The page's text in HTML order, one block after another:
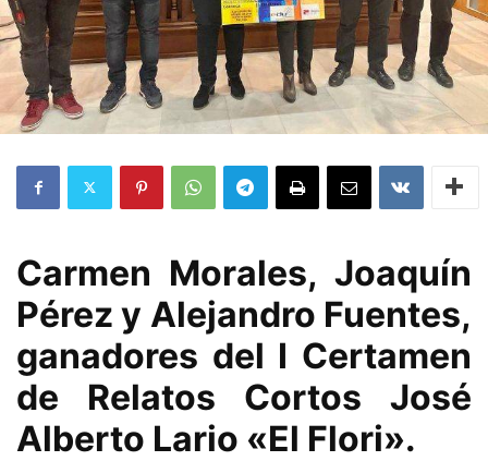
Carmen Morales, Joaquín
Pérez y Alejandro Fuentes,
ganadores del I Certamen
de Relatos Cortos José
Alberto Lario «El Flori».